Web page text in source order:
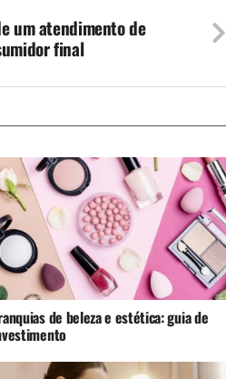
um atendimento de
final
de beleza e estética: guia de